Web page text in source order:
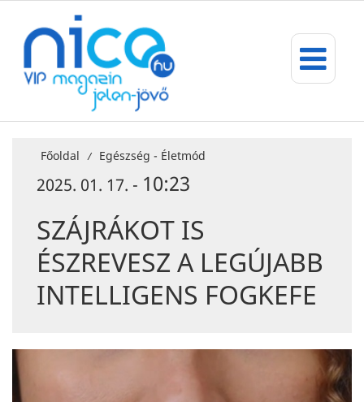
Főoldal / Egészség - Életmód
2025. 01. 17. - 10:23
SZÁJRÁKOT IS
ÉSZREVESZ A LEGÚJABB
INTELLIGENS FOGKEFE